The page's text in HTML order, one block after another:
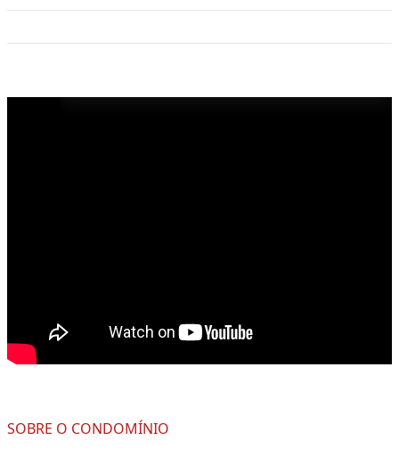
SOBRE O CONDOMÍNIO